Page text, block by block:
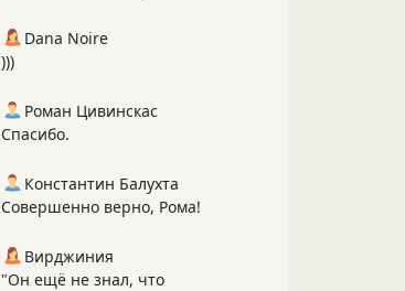
Dana Noire
)))
Роман Цивинскас
Спасибо.
Константин Балухта
Совершенно верно, Рома!
Вирджиния
"Он ещё не знал, что